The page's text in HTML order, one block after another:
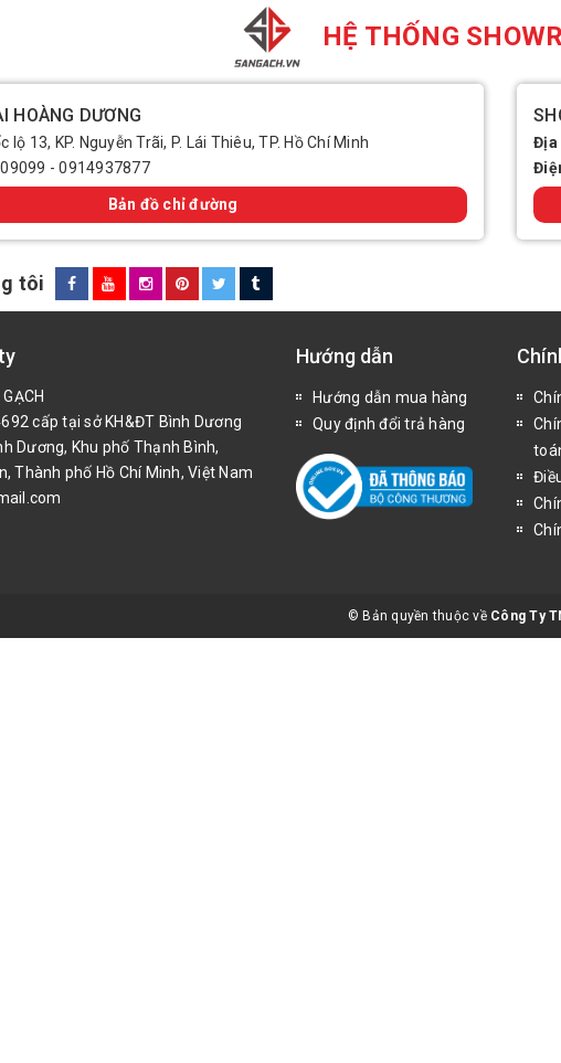
HỆ THỐNG
HOÀNG DƯƠNG
lộ 13, KP. Nguyễn Trãi, P. Lái Thiêu, TP. Hồ Chí Minh
-0914937877
Bản đồ chỉ đường
tôi
cấp tại sở KH&ĐT Bình Dương
Dương, Khu phố Thạnh Bình,
Thành phố Hồ Chí Minh, Việt Nam
Hướng dẫn
Hướng dẫn mua hàng
Quy định đổi trả hàng
© Bản quyền thuộc về Công Ty